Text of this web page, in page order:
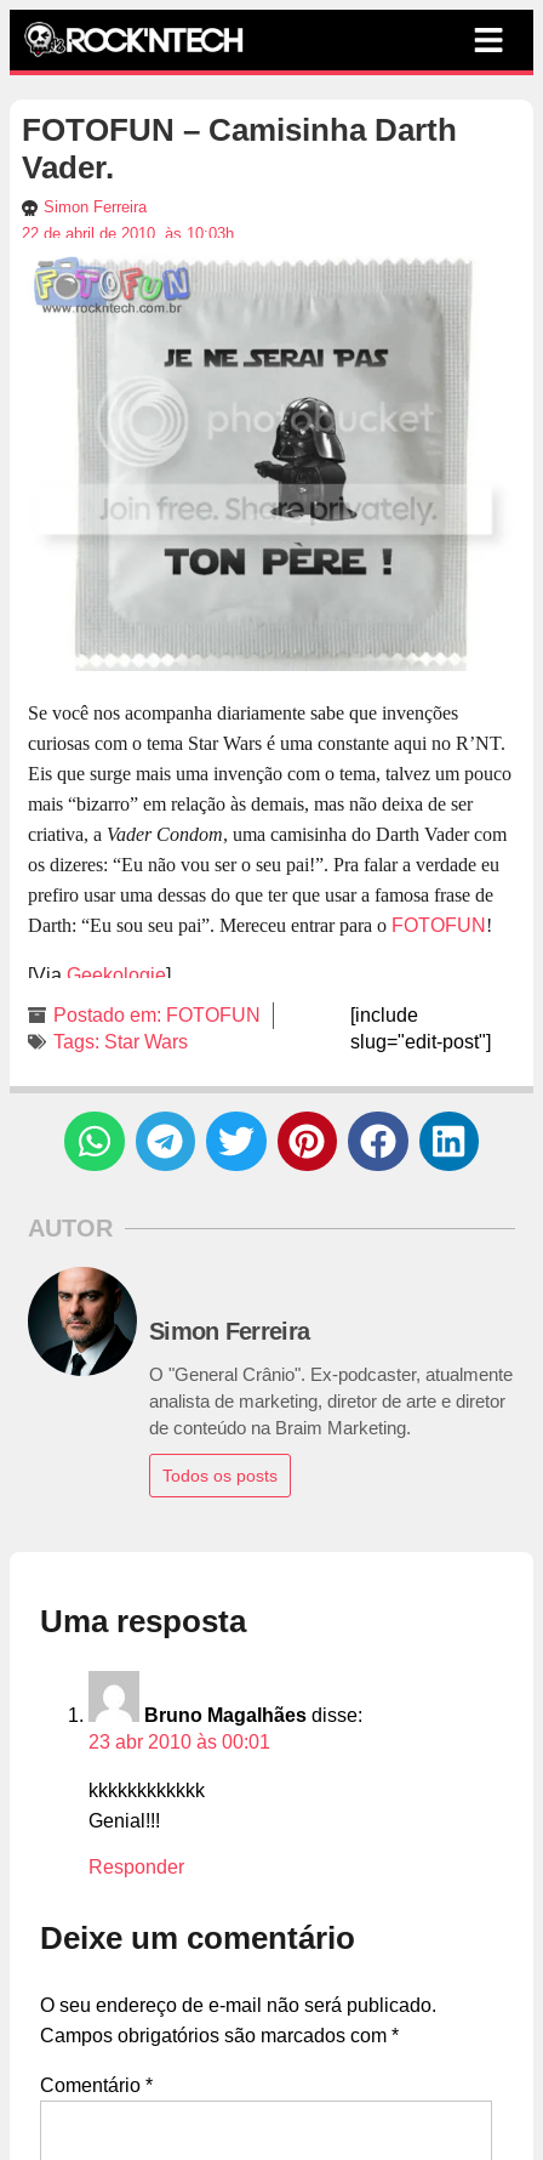
FOTOFUN – Camisinha Darth
Vader.
Simon Ferreira
22 de abril de 2010, às 10:03h
Se você nos acompanha diariamente sabe que invenções
curiosas com o tema Star Wars é uma constante aqui no R’NT.
Eis que surge mais uma invenção com o tema, talvez um pouco
mais “bizarro” em relação às demais, mas não deixa de ser
criativa, a Vader Condom, uma camisinha do Darth Vader com
os dizeres: “Eu não vou ser o seu pai!”. Pra falar a verdade eu
prefiro usar uma dessas do que ter que usar a famosa frase de
Darth: “Eu sou seu pai”. Mereceu entrar para o FOTOFUN !
[Via Geekologie]
Postado em: FOTOFUN
Tags: Star Wars
[include
slug="edit-post"]
AUTOR
Simon Ferreira
O "General Crânio". Ex-podcaster, atualmente
analista de marketing, diretor de arte e diretor
de conteúdo na Braim Marketing.
Todos os posts
Uma resposta
Bruno Magalhães disse:
23 abr 2010 às 00:01
kkkkkkkkkkkk
Genial!!!
Responder
Deixe um comentário
O seu endereço de e-mail não será publicado.
Campos obrigatórios são marcados com *
Comentário *